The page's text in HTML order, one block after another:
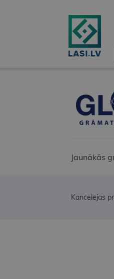
Jaunākās
Kancelejas